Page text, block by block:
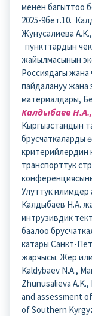
менен багыттоо
2025-9бет.10.
Жунусалиева
пункттардын
жайылмасынын
Россиядагы
пайдалануу жана
материалдары,
Калдыбаев Н.А.,
Кыргызстандын
брусчаткаларды
критерийлердин
транспорттук
Улуттук илимдер
Калдыбаев Н.А.
интрузивдик
баалоо
катары Санкт-
жарчысы. Жер
Kaldybaev N.A.,
Zhunusalieva
and assessment
of Southern